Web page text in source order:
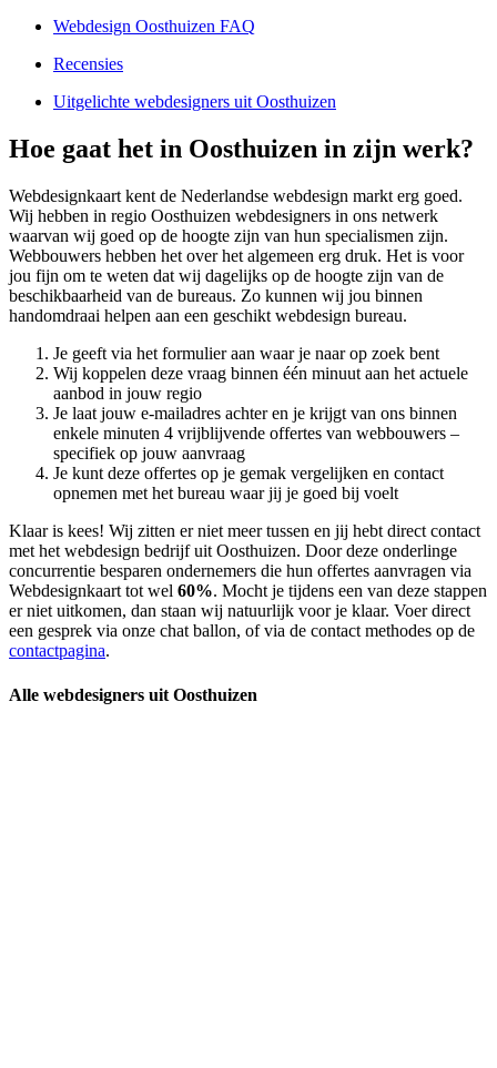
Webdesign Oosthuizen FAQ
Recensies
Uitgelichte webdesigners uit Oosthuizen
Hoe gaat het in Oosthuizen in zijn werk?
Webdesignkaart kent de Nederlandse webdesign markt erg goed.
Wij hebben in regio Oosthuizen webdesigners in ons netwerk
waarvan wij goed op de hoogte zijn van hun specialismen zijn.
Webbouwers hebben het over het algemeen erg druk. Het is voor
jou fijn om te weten dat wij dagelijks op de hoogte zijn van de
beschikbaarheid van de bureaus. Zo kunnen wij jou binnen
handomdraai helpen aan een geschikt webdesign bureau.
Je geeft via het formulier aan waar je naar op zoek bent
Wij koppelen deze vraag binnen één minuut aan het actuele
aanbod in jouw regio
Je laat jouw e-mailadres achter en je krijgt van ons binnen
enkele minuten 4 vrijblijvende offertes van webbouwers –
specifiek op jouw aanvraag
Je kunt deze offertes op je gemak vergelijken en contact
opnemen met het bureau waar jij je goed bij voelt
Klaar is kees! Wij zitten er niet meer tussen en jij hebt direct contact
met het webdesign bedrijf uit Oosthuizen. Door deze onderlinge
concurrentie besparen ondernemers die hun offertes aanvragen via
Webdesignkaart tot wel 60%. Mocht je tijdens een van deze stappen
er niet uitkomen, dan staan wij natuurlijk voor je klaar. Voer direct
een gesprek via onze chat ballon, of via de contact methodes op de
contactpagina.
Alle webdesigners uit Oosthuizen